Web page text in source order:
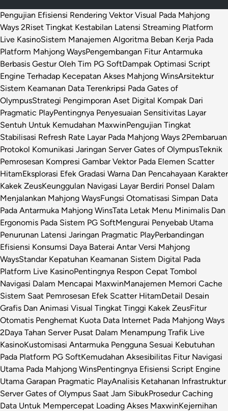
Pengujian Efisiensi Rendering Vektor Visual Pada Mahjong
Ways 2Riset Tingkat Kestabilan Latensi Streaming Platform
Live KasinoSistem Manajemen Algoritma Beban Kerja Pada
Platform Mahjong WaysPengembangan Fitur Antarmuka
Berbasis Gestur Oleh Tim PG SoftDampak Optimasi Script
Engine Terhadap Kecepatan Akses Mahjong WinsArsitektur
Sistem Keamanan Data Terenkripsi Pada Gates of
OlympusStrategi Pengimporan Aset Digital Kompak Dari
Pragmatic PlayPentingnya Penyesuaian Sensitivitas Layar
Sentuh Untuk Kemudahan MaxwinPengujian Tingkat
Stabilisasi Refresh Rate Layar Pada Mahjong Ways 2Pembaruan
Protokol Komunikasi Jaringan Server Gates of OlympusTeknik
Pemrosesan Kompresi Gambar Vektor Pada Elemen Scatter
HitamEksplorasi Efek Gradasi Warna Dan Pencahayaan Karakter
Kakek ZeusKeunggulan Navigasi Layar Berdiri Ponsel Dalam
Menjalankan Mahjong WaysFungsi Otomatisasi Simpan Data
Pada Antarmuka Mahjong WinsTata Letak Menu Minimalis Dan
Ergonomis Pada Sistem PG SoftMengurai Penyebab Utama
Penurunan Latensi Jaringan Pragmatic PlayPerbandingan
Efisiensi Konsumsi Daya Baterai Antar Versi Mahjong
WaysStandar Kepatuhan Keamanan Sistem Digital Pada
Platform Live KasinoPentingnya Respon Cepat Tombol
Navigasi Dalam Mencapai MaxwinManajemen Memori Cache
Sistem Saat Pemrosesan Efek Scatter HitamDetail Desain
Grafis Dan Animasi Visual Tingkat Tinggi Kakek ZeusFitur
Otomatis Penghemat Kuota Data Internet Pada Mahjong Ways
2Daya Tahan Server Pusat Dalam Menampung Trafik Live
KasinoKustomisasi Antarmuka Pengguna Sesuai Kebutuhan
Pada Platform PG SoftKemudahan Aksesibilitas Fitur Navigasi
Utama Pada Mahjong WinsPentingnya Efisiensi Script Engine
Utama Garapan Pragmatic PlayAnalisis Ketahanan Infrastruktur
Server Gates of Olympus Saat Jam SibukProsedur Caching
Data Untuk Mempercepat Loading Akses MaxwinKejernihan